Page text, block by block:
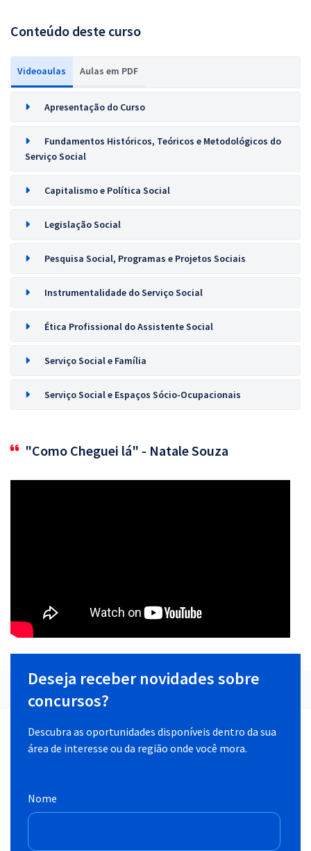
Conteúdo deste curso
Videoaulas Aulas em PDF
Apresentação do Curso
Fundamentos Históricos, Teóricos e Metodológicos do
Serviço Social
Capitalismo e Política Social
Legislação Social
Pesquisa Social, Programas e Projetos Sociais
Instrumentalidade do Serviço Social
Ética Profissional do Assistente Social
Serviço Social e Família
Serviço Social e Espaços Sócio-Ocupacionais
"Como Cheguei lá" - Natale Souza
Deseja receber novidades sobre
concursos?
Descubra as oportunidades disponíveis dentro da sua
área de interesse ou da região onde você mora.
Nome